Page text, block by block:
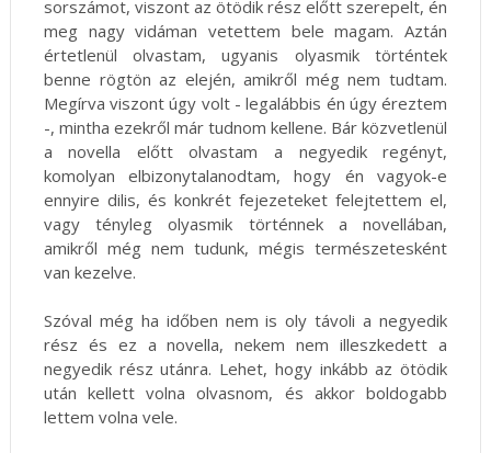
sorszámot, viszont az ötödik rész előtt szerepelt, én
meg nagy vidáman vetettem bele magam. Aztán
értetlenül olvastam, ugyanis olyasmik történtek
benne rögtön az elején, amikről még nem tudtam.
Megírva viszont úgy volt - legalábbis én úgy éreztem
-, mintha ezekről már tudnom kellene. Bár közvetlenül
a novella előtt olvastam a negyedik regényt,
komolyan elbizonytalanodtam, hogy én vagyok-e
ennyire dilis, és konkrét fejezeteket felejtettem el,
vagy tényleg olyasmik történnek a novellában,
amikről még nem tudunk, mégis természetesként
van kezelve.
Szóval még ha időben nem is oly távoli a negyedik
rész és ez a novella, nekem nem illeszkedett a
negyedik rész utánra. Lehet, hogy inkább az ötödik
után kellett volna olvasnom, és akkor boldogabb
lettem volna vele.